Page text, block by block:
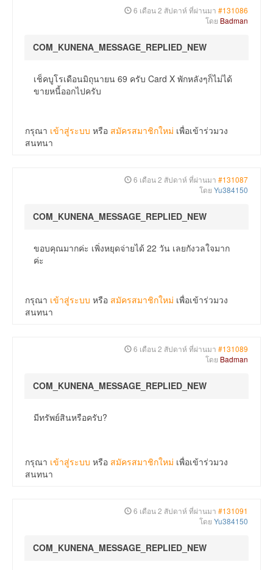
6 เดือน 2 สัปดาห์ ที่ผ่านมา #131086
โดย Badman
COM_KUNENA_MESSAGE_REPLIED_NEW
เช็คบูโรเดือนมิถุนายน 69 ครับ Card X พักหลังๆก็ไม่ได้
ขายหนี้ออกไปครับ
กรุณา เข้าสู่ระบบ หรือ สมัครสมาชิกใหม่ เพื่อเข้าร่วมวง
สนทนา
6 เดือน 2 สัปดาห์ ที่ผ่านมา #131087
โดย Yu384150
COM_KUNENA_MESSAGE_REPLIED_NEW
ขอบคุณมากค่ะ เพิ่งหยุดจ่ายได้ 22 วัน เลยกังวลใจมาก
ค่ะ
กรุณา เข้าสู่ระบบ หรือ สมัครสมาชิกใหม่ เพื่อเข้าร่วมวง
สนทนา
6 เดือน 2 สัปดาห์ ที่ผ่านมา #131089
โดย Badman
COM_KUNENA_MESSAGE_REPLIED_NEW
มีทรัพย์สินหรือครับ?
กรุณา เข้าสู่ระบบ หรือ สมัครสมาชิกใหม่ เพื่อเข้าร่วมวง
สนทนา
6 เดือน 2 สัปดาห์ ที่ผ่านมา #131091
โดย Yu384150
COM_KUNENA_MESSAGE_REPLIED_NEW